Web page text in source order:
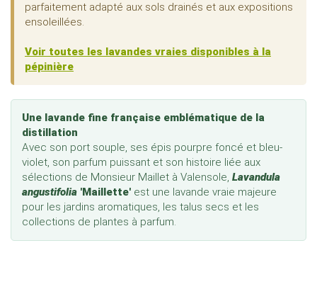
parfaitement adapté aux sols drainés et aux expositions
ensoleillées.
Voir toutes les lavandes vraies disponibles à la
pépinière
Une lavande fine française emblématique de la
distillation
Avec son port souple, ses épis pourpre foncé et bleu-
violet, son parfum puissant et son histoire liée aux
sélections de Monsieur Maillet à Valensole, Lavandula
angustifolia 'Maillette' est une lavande vraie majeure
pour les jardins aromatiques, les talus secs et les
collections de plantes à parfum.